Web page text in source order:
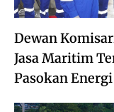
Dewan
Jasa Maritim
Pasokan